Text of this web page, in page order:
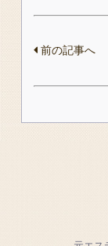
前の記事へ